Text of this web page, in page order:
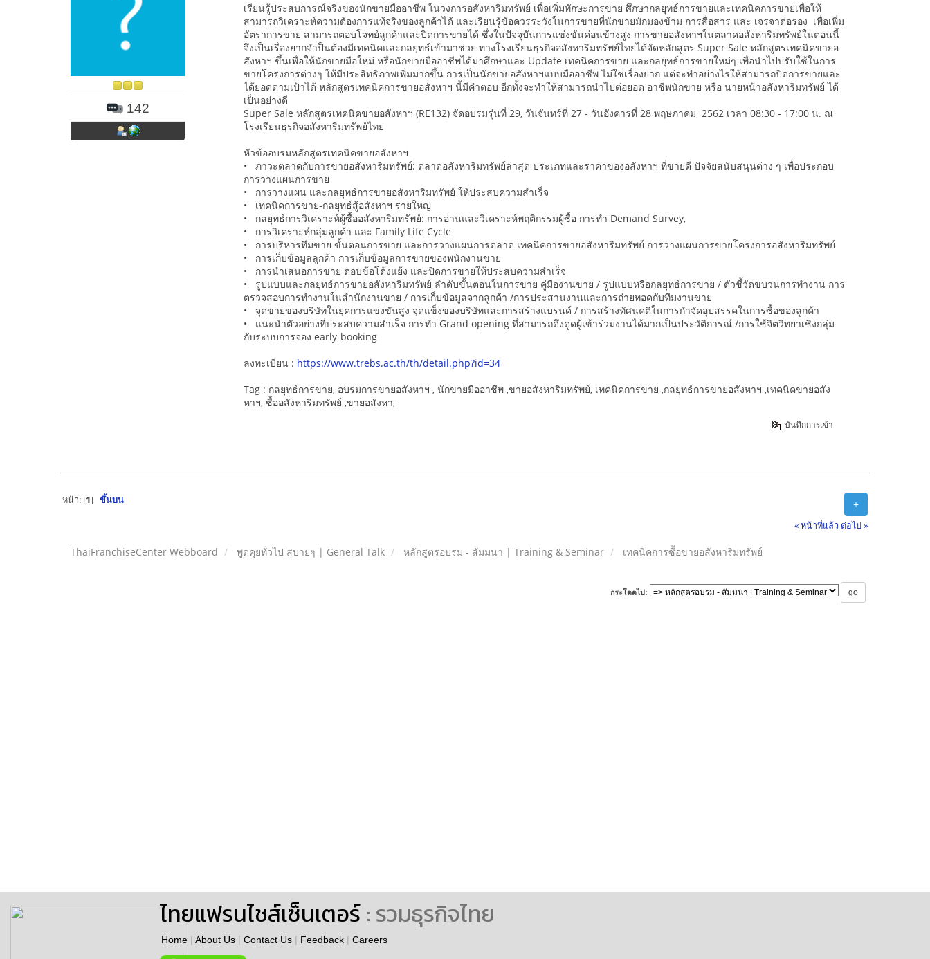
142
เรียนรู้ประสบการณ์จริงของนักขายมืออาชีพ ในวงการอสังหาริมทรัพย์ เพื่อเพิ่มทักษะการขาย ศึกษากลยุทธ์การขายและเทคนิคการขายเพื่อให้
สามารถวิเคราะห์ความต้องการแท้จริงของลูกค้าได้ และเรียนรู้ข้อควรระวังในการขายที่นักขายมักมองข้าม การสื่อสาร และ เจรจาต่อรอง เพื่อเพิ่ม
อัตราการขาย สามารถตอบโจทย์ลูกค้าและปิดการขายได้ ซึ่งในปัจจุบันการแข่งขันค่อนข้างสูง การขายอสังหาฯในตลาดอสังหาริมทรัพย์ในตอนนี้
จึงเป็นเรื่องยากจำป็นต้องมีเทคนิคและกลยุทธ์เข้ามาช่วย ทางโรงเรียนธุรกิจอสังหาริมทรัพย์ไทยได้จัดหลักสูตร Super Sale หลักสูตรเทคนิคขายอ
สังหาฯ ขึ้นเพื่อให้นักขายมือใหม่ หรือนักขายมืออาชีพได้มาศึกษาและ Update เทคนิคการขาย และกลยุทธ์การขายใหม่ๆ เพื่อนำไปปรับใช้ในการ
ขายโครงการต่างๆ ให้มีประสิทธิภาพเพิ่มมากขึ้น การเป็นนักขายอสังหาฯแบบมืออาชีพ ไม่ใช่เรื่องยาก แต่จะทำอย่างไรให้สามารถปิดการขายและ
ได้ยอดตามเป้าได้ หลักสูตรเทคนิคการขายอสังหาฯ นี้มีคำตอบ อีกทั้งจะทำให้สามารถนำไปต่อยอด อาชีพนักขาย หรือ นายหน้าอสังหาริมทรัพย์ ได้
เป็นอย่างดี
Super Sale หลักสูตรเทคนิคขายอสังหาฯ (RE132) จัดอบรมรุ่นที่ 29, วันจันทร์ที่ 27 - วันอังคารที่ 28 พฤษภาคม 2562 เวลา 08:30 - 17:00 น. ณ
โรงเรียนธุรกิจอสังหาริมทรัพย์ไทย
หัวข้ออบรมหลักสูตรเทคนิคขายอสังหาฯ
• ภาวะตลาดกับการขายอสังหาริมทรัพย์: ตลาดอสังหาริมทรัพย์ล่าสุด ประเภทและราคาของอสังหาฯ ที่ขายดี ปัจจัยสนับสนุนต่าง ๆ เพื่อประกอบ
การวางแผนการขาย
• การวางแผน และกลยุทธ์การขายอสังหาริมทรัพย์ ให้ประสบความสำเร็จ
• เทคนิคการขาย-กลยุทธ์สู้อสังหาฯ รายใหญ่
• กลยุทธ์การวิเคราะห์ผู้ซื้ออสังหาริมทรัพย์: การอ่านและวิเคราะห์พฤติกรรมผู้ซื้อ การทำ Demand Survey,
• การวิเคราะห์กลุ่มลูกค้า และ Family Life Cycle
• การบริหารทีมขาย ขั้นตอนการขาย และการวางแผนการตลาด เทคนิคการขายอสังหาริมทรัพย์ การวางแผนการขายโครงการอสังหาริมทรัพย์
• การเก็บข้อมูลลูกค้า การเก็บข้อมูลการขายของพนักงานขาย
• การนำเสนอการขาย ตอบข้อโต้งแย้ง และปิดการขายให้ประสบความสำเร็จ
• รูปแบบและกลยุทธ์การขายอสังหาริมทรัพย์ ลำดับขั้นตอนในการขาย คู่มืองานขาย / รูปแบบหรือกลยุทธ์การขาย / ตัวชี้วัดขบวนการทำงาน การ
ตรวจสอบการทำงานในสำนักงานขาย / การเก็บข้อมูลจากลูกค้า /การประสานงานและการถ่ายทอดกับทีมงานขาย
• จุดขายของบริษัทในยุคการแข่งขันสูง จุดแข็งของบริษัทและการสร้างแบรนด์ / การสร้างทัศนคติในการกำจัดอุปสรรคในการซื้อของลูกค้า
• แนะนำตัวอย่างที่ประสบความสำเร็จ การทำ Grand opening ที่สามารถดึงดูดผู้เข้าร่วมงานได้มากเป็นประวัติการณ์ /การใช้จิตวิทยาเชิงกลุ่ม
กับระบบการจอง early-booking
ลงทะเบียน : https://www.trebs.ac.th/th/detail.php?id=34
Tag : กลยุทธ์การขาย, อบรมการขายอสังหาฯ , นักขายมืออาชีพ ,ขายอสังหาริมทรัพย์, เทคนิคการขาย ,กลยุทธ์การขายอสังหาฯ ,เทคนิคขายอสัง
หาฯ, ซื้ออสังหาริมทรัพย์ ,ขายอสังหา,
บันทึกการเข้า
+
หน้า: [1] ขึ้นบน
« หน้าที่แล้ว ต่อไป »
ThaiFranchiseCenter Webboard พูดคุยทั่วไป สบายๆ | General Talk หลักสูตรอบรม - สัมมนา | Training & Seminar เทคนิคการซื้อขายอสังหาริมทรัพย์
กระโดดไป:
ไทยแฟรนไชส์เซ็นเตอร์ : รวมธุรกิจไทย
Home | About Us | Contact Us | Feedback | Careers